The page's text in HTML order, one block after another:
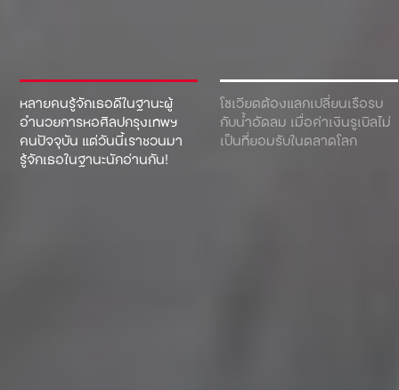
หลายคนรู้จักเธอดีในฐานะผู้
อำนวยการหอศิลปกรุงเทพฯ
คนปัจจุบัน แต่วันนี้เราชวนมา
รู้จักเธอในฐานะนักอ่านกัน!
โซเวียตต้องแลกเปลี่ยนเรือรบ
กับน้ำอัดลม เมื่อค่าเงินรูเบิลไม่
เป็นที่ยอมรับในตลาดโลก